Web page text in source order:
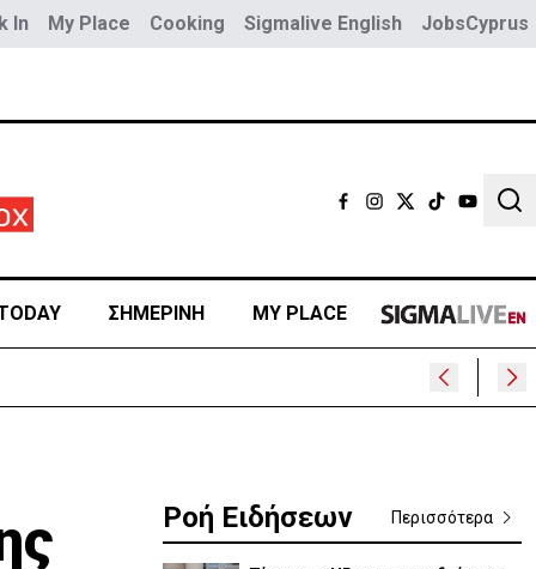
In My Place Cooking Sigmalive English JobsCyprus
ΣΗΜΕΡΙΝΗ MY PLACE
Ροή Ειδήσεων Περισσότερα